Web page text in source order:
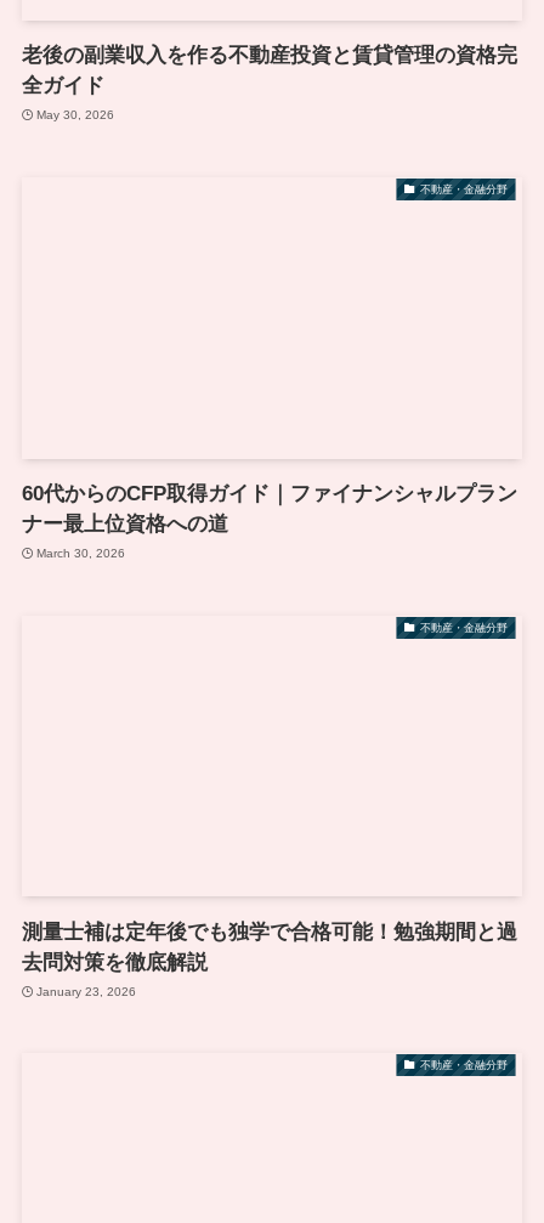
老後の副業収入を作る不動産投資と賃貸管理の資格完
全ガイド
May 30, 2026
不動産・金融分野
60代からのCFP取得ガイド｜ファイナンシャルプラン
ナー最上位資格への道
March 30, 2026
不動産・金融分野
測量士補は定年後でも独学で合格可能！勉強期間と過
去問対策を徹底解説
January 23, 2026
不動産・金融分野